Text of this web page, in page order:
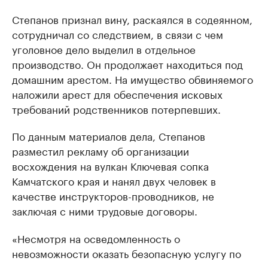
Степанов признал вину, раскаялся в содеянном,
сотрудничал со следствием, в связи с чем
уголовное дело выделил в отдельное
производство. Он продолжает находиться под
домашним арестом. На имущество обвиняемого
наложили арест для обеспечения исковых
требований родственников потерпевших.
По данным материалов дела, Степанов
разместил рекламу об организации
восхождения на вулкан Ключевая сопка
Камчатского края и нанял двух человек в
качестве инструкторов-проводников, не
заключая с ними трудовые договоры.
«Несмотря на осведомленность о
невозможности оказать безопасную услугу по